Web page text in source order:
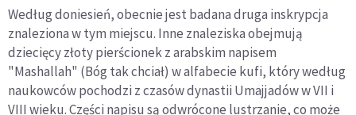
Według doniesień, obecnie jest badana druga inskrypcja
znaleziona w tym miejscu. Inne znaleziska obejmują
dziecięcy złoty pierścionek z arabskim napisem
"Mashallah" (Bóg tak chciał) w alfabecie kufi, który według
naukowców pochodzi z czasów dynastii Umajjadów w VII i
VIII wieku. Części napisu są odwrócone lustrzanie, co może